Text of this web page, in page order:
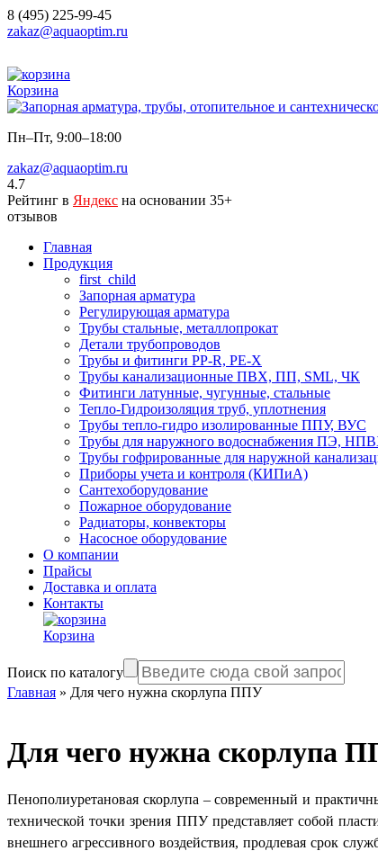
8 (495) 225-99-45
zakaz@aquaoptim.ru
Корзина
Пн–Пт, 9:00–18:00
zakaz@aquaoptim.ru
4.7
Рейтинг в Яндекс на основании 35+
отзывов
Главная
Продукция
first_child
Запорная арматура
Регулирующая арматура
Трубы стальные, металлопрокат
Детали трубопроводов
Трубы и фитинги PP-R, PE-X
Трубы канализационные ПВХ, ПП, SML, ЧК
Фитинги латунные, чугунные, стальные
Тепло-Гидроизоляция труб, уплотнения
Трубы тепло-гидро изолированные ППУ, ВУС
Трубы для наружного водоснабжения ПЭ,
Трубы гофрированные для наружной
Приборы учета и контроля (КИПиА)
Сантехоборудование
Пожарное оборудование
Радиаторы, конвекторы
Насосное оборудование
О компании
Прайсы
Доставка и оплата
Контакты
Корзина
Поиск по каталогу
Главная » Для чего нужна скорлупа ППУ
Для чего нужна скорлупа
Пенополиуретановая скорлупа – современный и
технической точки зрения ППУ представляет собой
внешнего агрессивного воздействия, продлевая срок